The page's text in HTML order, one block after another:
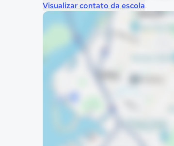
Visualizar contato da escola